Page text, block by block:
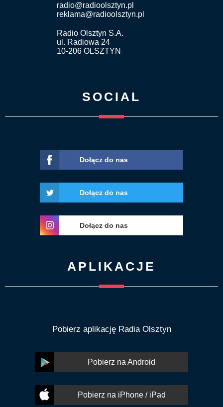
radio@radioolsztyn.pl
reklama@radioolsztyn.pl
Radio Olsztyn S.A.
ul. Radiowa 24
10-206 OLSZTYN
SOCIAL
Dołącz do nas
Dołącz do nas
Dołącz do nas
APLIKACJE
Pobierz aplikację Radia Olsztyn
Pobierz na Android
Pobierz na iPhone / iPad